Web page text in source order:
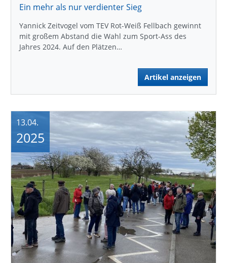
Ein mehr als nur verdienter Sieg
Yannick Zeitvogel vom TEV Rot-Weiß Fellbach gewinnt
mit großem Abstand die Wahl zum Sport-Ass des
Jahres 2024. Auf den Plätzen…
Artikel anzeigen
13.04.
2025